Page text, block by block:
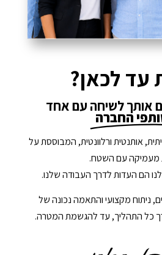
עד לכאן?
אותך לשיחה עם אחד
החברה
אותנטית ורלוונטית, המבוססת על
מעמיקה עם השטח.
הם העדות לדרך העבודה שלנו.
ניתוח מקצועי והתאמה נכונה של
כל התהליך, עד להגשמת המטרה.